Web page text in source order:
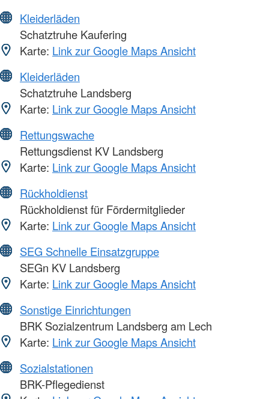
Kleiderläden
Schatztruhe Kaufering
Karte: Link zur Google Maps Ansicht
Kleiderläden
Schatztruhe Landsberg
Karte: Link zur Google Maps Ansicht
Rettungswache
Rettungsdienst KV Landsberg
Karte: Link zur Google Maps Ansicht
Rückholdienst
Rückholdienst für Fördermitglieder
Karte: Link zur Google Maps Ansicht
SEG Schnelle Einsatzgruppe
SEGn KV Landsberg
Karte: Link zur Google Maps Ansicht
Sonstige Einrichtungen
BRK Sozialzentrum Landsberg am Lech
Karte: Link zur Google Maps Ansicht
Sozialstationen
BRK-Pflegedienst